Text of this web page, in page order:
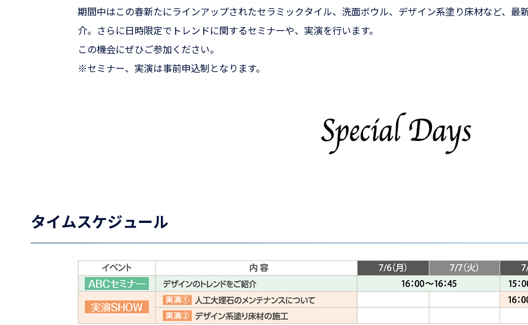
期間中はこの春新たにラインアップされたセラミックタイル、洗面ボウル、デザイン系塗り床材など、最
介。さらに日時限定でトレンドに関するセミナーや、実演を行います。
この機会にぜひご参加ください。
※セミナー、実演は事前申込制となります。
タイムスケジュール